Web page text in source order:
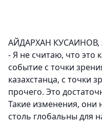
АЙДАРХАН КУСАИНОВ,
- Я не считаю, что это
событие с точки
казахстанца, с точки
прочего. Это
Такие изменения, они
столь глобальны для